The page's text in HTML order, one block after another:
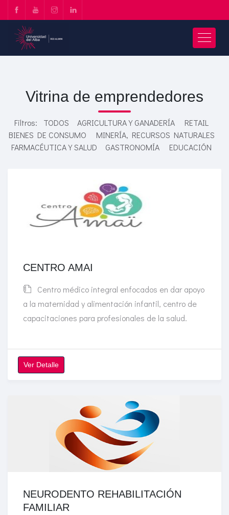
Vitrina de emprendedores
Filtros: TODOS AGRICULTURA Y GANADERÍA
RETAIL
BIENES DE CONSUMO
MINERÍA, RECURSOS NATURALES
FARMACÉUTICA Y SALUD
GASTRONOMÍA EDUCACIÓN
CENTRO AMAI
Centro médico integral enfocados en dar apoyo
a la maternidad y alimentación infantil, centro de
capacitaciones para profesionales de la salud.
Ver Detalle
NEURODENTO REHABILITACIÓN
FAMILIAR